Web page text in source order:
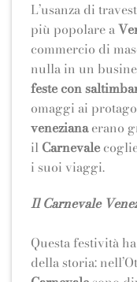
L’usanza di
più popolare a
commercio di
nulla in un
feste con
omaggi ai
venezianaerano
il Carnevale
i suoi viaggi.
Il Carnevale
Questa festività
della storia: